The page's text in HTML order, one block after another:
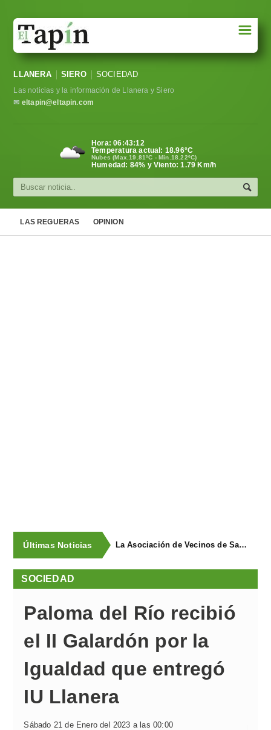
Sociedad
Política
Cultura
☰
LLANERA SIERO SOCIEDAD
Las noticias y la información de Llanera y Siero
✉ eltapin@eltapin.com
Hora:06:43:14
Temperatura actual: 18.96°C
Nubes (Max.19.81ºC - Min.18.22ºC)
Humedad: 84% y Viento: 1.79 Km/h
LAS REGUERAS OPINION
Últimas Noticias La Asociación de Vecinos de Santa Cruz descubrió los Covarones
SOCIEDAD
Paloma del Río recibió
el II Galardón por la
Igualdad que entregó
IU Llanera
Sábado 21 de Enero del 2023 a las 00:00